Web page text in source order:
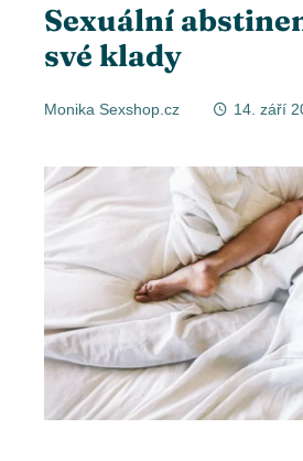
Sexuální
své klady
Monika Sexshop.cz 14. září